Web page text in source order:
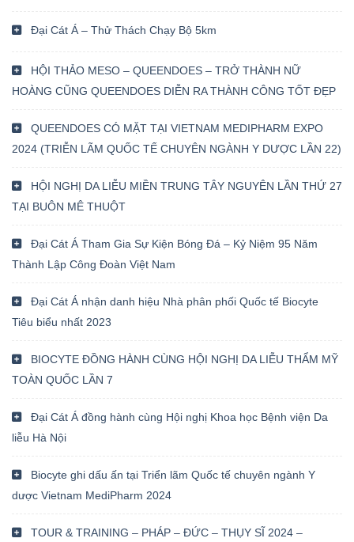
Đại Cát Á – Thử Thách Chạy Bộ 5km
HỘI THẢO MESO – QUEENDOES – TRỞ THÀNH NỮ
HOÀNG CŨNG QUEENDOES DIỄN RA THÀNH CÔNG TỐT ĐẸP
QUEENDOES CÓ MẶT TẠI VIETNAM MEDIPHARM EXPO
2024 (TRIỄN LÃM QUỐC TẾ CHUYÊN NGÀNH Y DƯỢC LẦN 22)
HỘI NGHỊ DA LIỄU MIỀN TRUNG TÂY NGUYÊN LẦN THỨ 27
TẠI BUÔN MÊ THUỘT
Đại Cát Á Tham Gia Sự Kiện Bóng Đá – Kỷ Niệm 95 Năm
Thành Lập Công Đoàn Việt Nam
Đại Cát Á nhận danh hiệu Nhà phân phối Quốc tế Biocyte
Tiêu biểu nhất 2023
BIOCYTE ĐỒNG HÀNH CÙNG HỘI NGHỊ DA LIỄU THẨM MỸ
TOÀN QUỐC LẦN 7
Đại Cát Á đồng hành cùng Hội nghị Khoa học Bệnh viện Da
liễu Hà Nội
Biocyte ghi dấu ấn tại Triển lãm Quốc tế chuyên ngành Y
dược Vietnam MediPharm 2024
TOUR & TRAINING – PHÁP – ĐỨC – THỤY SĨ 2024 –